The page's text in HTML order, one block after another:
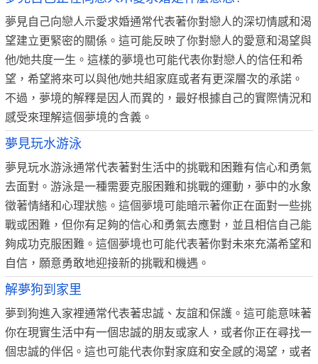
夢見自己向戀人示愛求婚通常代表著你對戀人的深切情感和渴
望建立更緊密的關係。這可能反映了你對戀人的愛意和渴望與
他/她共度一生。這樣的夢境也可能代表你對戀人的信任和希
望，希望將來可以與他/她共組家庭或者有更深層次的承諾。
不過，夢境的解釋是因人而異的，最好根據自己的實際情況和
感受來理解這個夢境的含義。
夢見玩水游泳
夢見玩水游泳通常代表著對生活中的挑戰和困難有信心和勇氣
去面對。游泳是一種需要克服困難和挑戰的運動，夢中的水象
徵著情緒和心理狀態。這個夢境可能暗示著你正在面對一些挑
戰或困難，但你有足夠的信心和勇氣去應對，並且相信自己能
夠成功克服困難。這個夢境也可能代表著你對未來充滿希望和
自信，願意勇敢地迎接新的挑戰和機遇。
解夢狗到家里
夢到狗進入家裡通常代表著忠誠、友誼和保護。這可能意味著
你在現實生活中有一個忠誠的朋友或家人，或者你正在尋找一
個忠誠的伴侶。這也可能代表你對家庭和安全感的渴望，或者